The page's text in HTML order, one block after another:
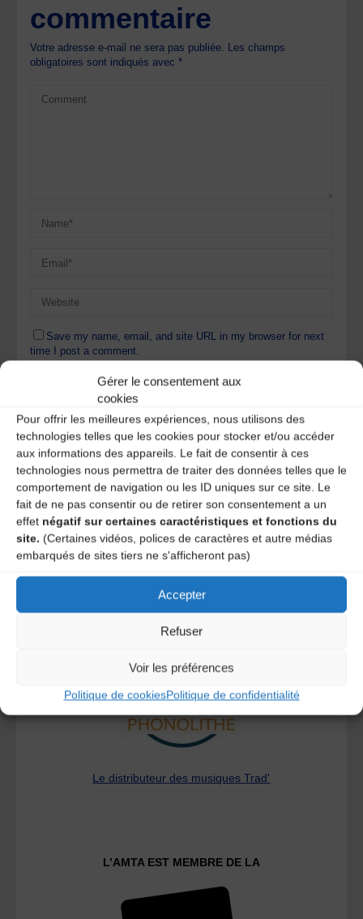
Gérer le consentement aux
cookies
Pour offrir les meilleures expériences, nous utilisons des
technologies telles que les cookies pour stocker et/ou accéder
aux informations des appareils. Le fait de consentir à ces
technologies nous permettra de traiter des données telles que le
comportement de navigation ou les ID uniques sur ce site. Le
fait de ne pas consentir ou de retirer son consentement a un
effet négatif sur certaines caractéristiques et fonctions du
site. (Certaines vidéos, polices de caractères et autre médias
embarqués de sites tiers ne s'afficheront pas)
Accepter
Refuser
Voir les préférences
Politique de cookiesPolitique de confidentialité
commentaire
Votre adresse e-mail ne sera pas publiée.
Les champs
obligatoires sont indiqués avec*
Save my name, email, and site URL in my browser for next
time I post a comment.
savoir plus sur la façon dont les données de vos
commentaires sont traitées.
A DECOUVRIR :
Le distributeur des musiques Trad'
L’AMTA EST MEMBRE DE LA